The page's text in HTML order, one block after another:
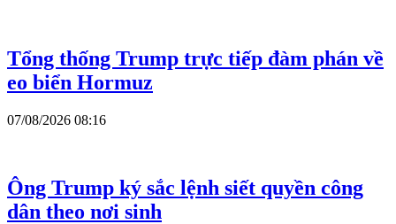
Tổng thống Trump trực tiếp đàm phán về
eo biển Hormuz
07/08/2026 08:16
Ông Trump ký sắc lệnh siết quyền công
dân theo nơi sinh